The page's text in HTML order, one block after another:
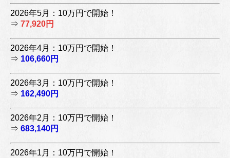
2026年5月：10万円で開始！
⇒ 77,920円
2026年4月：10万円で開始！
⇒ 106,660円
2026年3月：10万円で開始！
⇒ 162,490円
2026年2月：10万円で開始！
⇒ 683,140円
2026年1月：10万円で開始！